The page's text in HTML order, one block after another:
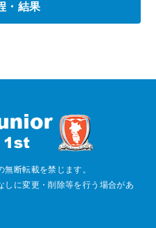
・結果
断転載を禁じます。
しに変更・削除等を行う場合があ